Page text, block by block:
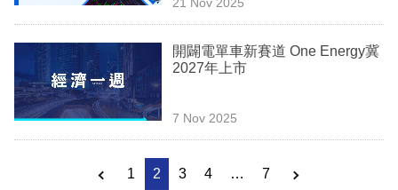
21 Nov 2025
開闢電單車新賽道 One Energy冀
2027年上市
7 Nov 2025
1 2 3 4 … 7